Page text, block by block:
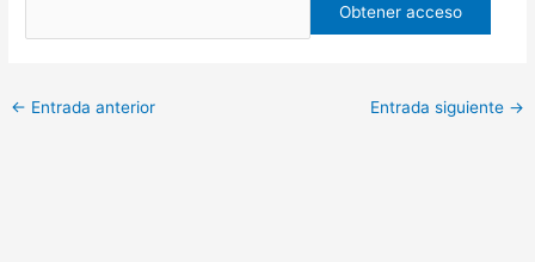
← Entrada anterior Entrada siguiente →